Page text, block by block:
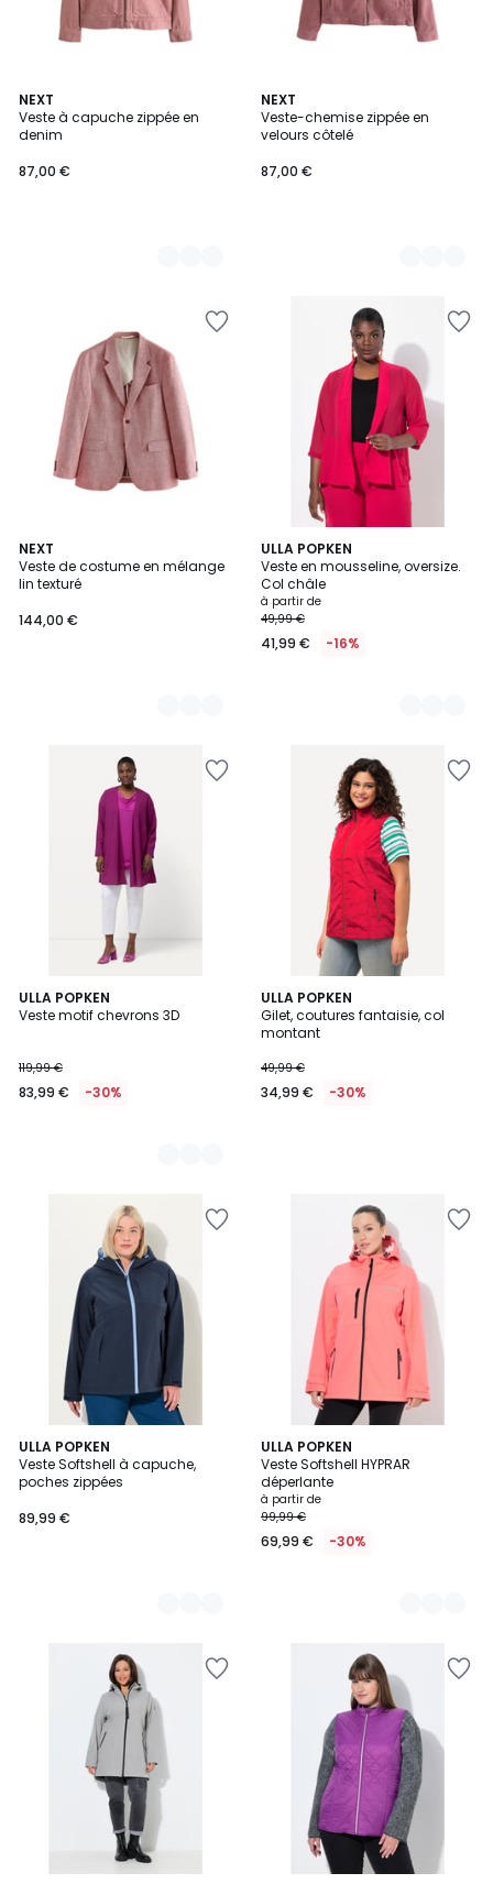
NEXT
Veste à capuche zippée en
denim
87,00 €
3
Couleurs
NEXT
Veste-chemise zippée en
velours côtelé
87,00 €
3
Couleurs
NEXT
Veste de costume en mélange
lin texturé
144,00 €
3
Couleurs
ULLA POPKEN
Veste en mousseline, oversize.
Col châle
à partir de
49,99 €
41,99 € -16%
5
Couleurs
ULLA POPKEN
Veste motif chevrons 3D
119,99 €
83,99 € -30%
2
Couleurs
ULLA POPKEN
Gilet, coutures fantaisie, col
montant
49,99 €
34,99 € -30%
ULLA POPKEN
Veste Softshell à capuche,
poches zippées
89,99 €
3
Couleurs
ULLA POPKEN
Veste Softshell HYPRAR
déperlante
à partir de
99,99 €
69,99 € -30%
5
Couleurs